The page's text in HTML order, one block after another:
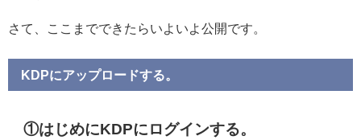
さて、ここまでできたらいよいよ公開です。
KDPにアップロードする。
①はじめにKDPにログインする。